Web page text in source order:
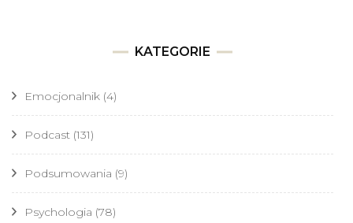
KATEGORIE
Emocjonalnik (4)
Podcast (131)
Podsumowania (9)
Psychologia (78)